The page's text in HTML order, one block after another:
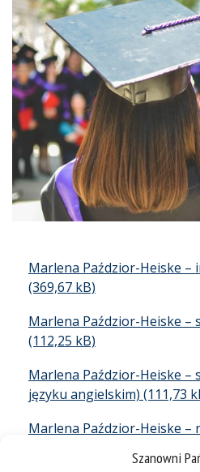
Szanowni
Marlena Paździor-Heiske –
Marlena Paździor-Heiske –
Marlena Paździor-Heiske –
języku angielskim)
Marlena Paździor-Heiske –